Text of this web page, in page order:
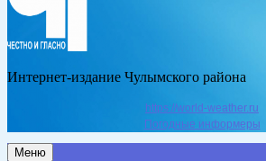
Интернет-издание Чулымского района
https://world-weather.ru
Погодные информеры
Меню